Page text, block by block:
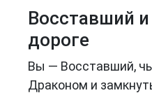
Восставший
дороге
Вы — Восставший,
Драконом и